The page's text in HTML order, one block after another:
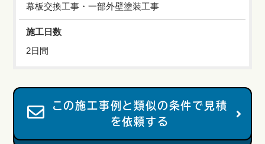
幕板交換工事・一部外壁塗装工事
施工日数
2日間
この施工事例と類似の条件で見積
を依頼する